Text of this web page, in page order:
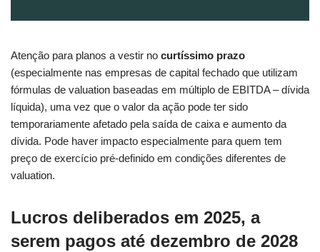
Atenção para planos a vestir no curtíssimo prazo
(especialmente nas empresas de capital fechado que utilizam
fórmulas de valuation baseadas em múltiplo de EBITDA – dívida
líquida), uma vez que o valor da ação pode ter sido
temporariamente afetado pela saída de caixa e aumento da
dívida. Pode haver impacto especialmente para quem tem
preço de exercício pré-definido em condições diferentes de
valuation.
Lucros deliberados em 2025, a
serem pagos até dezembro de 2028